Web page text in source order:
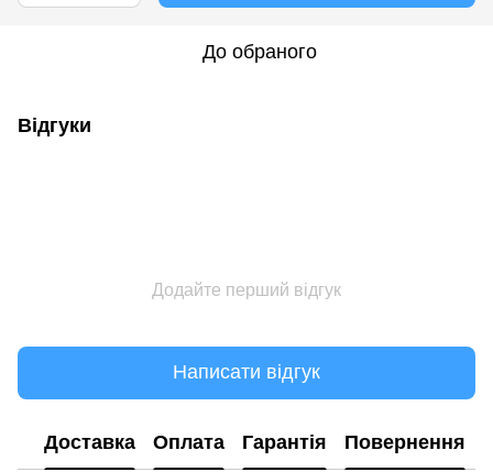
До обраного
Відгуки
Додайте перший відгук
Написати відгук
Доставка Оплата Гарантія Повернення